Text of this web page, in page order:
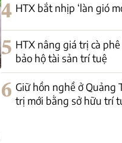
4 HTX bắt nhịp ‘làn gió
5 HTX nâng giá trị cà
bảo hộ tài sản trí tuệ
6 Giữ hồn nghề ở Quảng
trị mới bằng sở hữu trí